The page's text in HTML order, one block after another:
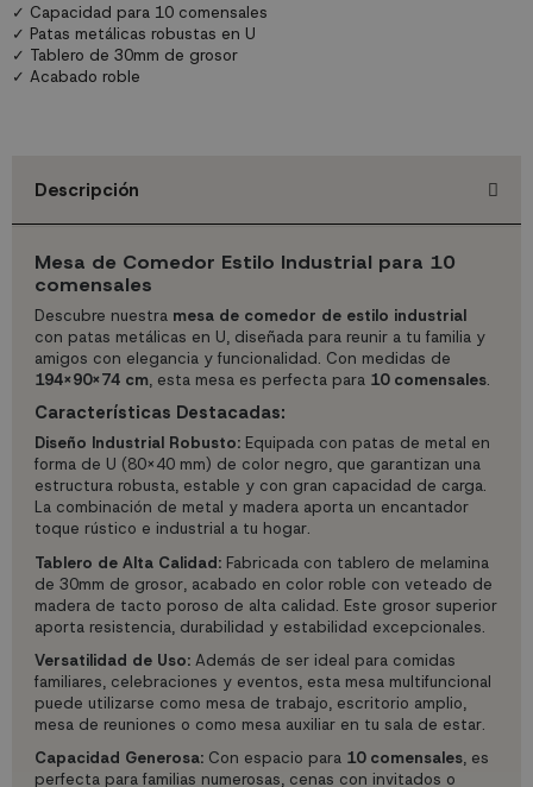
✓ Capacidad para 10 comensales
✓ Patas metálicas robustas en U
✓ Tablero de 30mm de grosor
✓ Acabado roble
Descripción
Mesa de Comedor Estilo Industrial para 10
comensales
Descubre nuestra mesa de comedor de estilo industrial
con patas metálicas en U, diseñada para reunir a tu familia y
amigos con elegancia y funcionalidad. Con medidas de
194X90X74 cm, esta mesa es perfecta para 10 comensales.
Características Destacadas:
Diseño Industrial Robusto: Equipada con patas de metal en
forma de U (80x40 mm) de color negro, que garantizan una
estructura robusta, estable y con gran capacidad de carga.
La combinación de metal y madera aporta un encantador
toque rústico e industrial a tu hogar.
Tablero de Alta Calidad: Fabricada con tablero de melamina
de 30mm de grosor, acabado en color roble con veteado de
madera de tacto poroso de alta calidad. Este grosor superior
aporta resistencia, durabilidad y estabilidad excepcionales.
Versatilidad de Uso: Además de ser ideal para comidas
familiares, celebraciones y eventos, esta mesa multifuncional
puede utilizarse como mesa de trabajo, escritorio amplio,
mesa de reuniones o como mesa auxiliar en tu sala de estar.
Capacidad Generosa: Con espacio para 10 comensales, es
perfecta para familias numerosas, cenas con invitados o